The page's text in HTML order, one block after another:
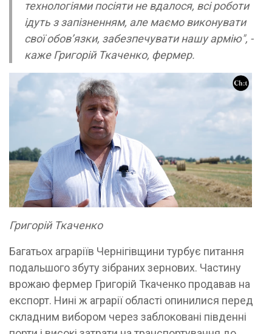
технологіями посіяти не вдалося, всі роботи
ідуть з запізненням, але маємо виконувати
свої обов’язки, забезпечувати нашу армію", -
каже Григорій Ткаченко, фермер.
Григорій Ткаченко
Багатьох аграріїв Чернігівщини турбує питання
подальшого збуту зібраних зернових. Частину
врожаю фермер Григорій Ткаченко продавав на
експорт. Нині ж аграрії області опинилися перед
складним вибором через заблоковані південні